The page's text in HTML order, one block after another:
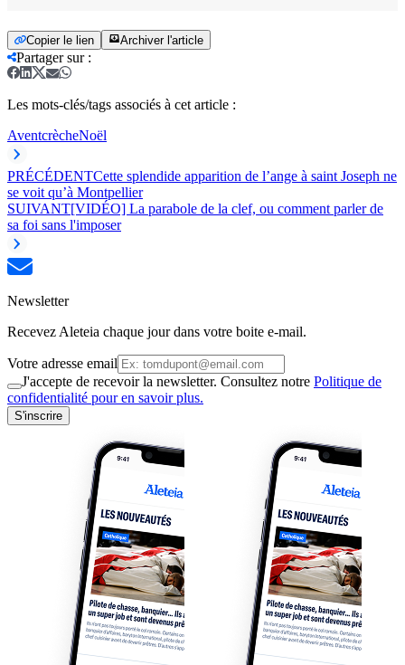
Copier le lien Archiver l'article
Partager sur:
Les mots-clés/tags associés à cet article :
AventcrècheNoël
PRÉCÉDENTCette splendide apparition de l’ange à saint Joseph ne
se voit qu’à Montpellier
SUIVANT[VIDÉO] La parabole de la clef, ou comment parler de
sa foi sans l'imposer
Newsletter
Recevez Aleteia chaque jour dans votre boite e-mail.
Votre adresse email
J'accepte de recevoir la newsletter. Consultez notre Politique de
confidentialité pour en savoir plus.
S'inscrire